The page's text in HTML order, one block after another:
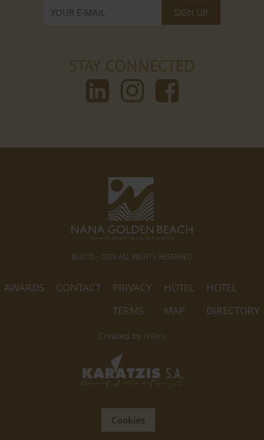
STAY CONNECTED
@2010 - 2026 ALL RIGHTS RESERVED
AWARDS CONTACT
PRIVACY
TERMS
HOTEL
MAP
HOTEL
DIRECTORY
Created by iWorx
Cookies